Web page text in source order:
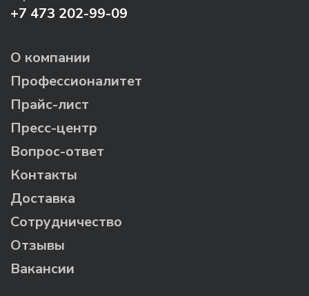
+7 473 202-99-09
О компании
Профессионалитет
Прайс-лист
Пресс-центр
Вопрос-ответ
Контакты
Доставка
Сотрудничество
Отзывы
Вакансии